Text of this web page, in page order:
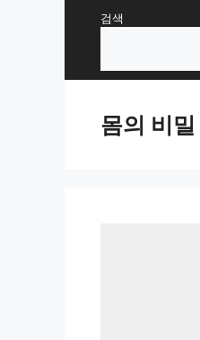
검색
몸의 비밀